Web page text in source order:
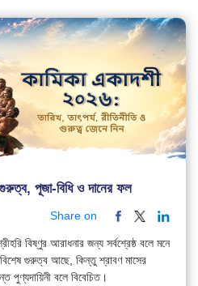
পূজা-বিধি ও দানের ফল
Share on
বিষ্ণুর আরাধনার জন্য সর্বশ্রেষ্ঠ বলে মনে
গুরুত্ব আছে, কিন্তু শ্রাবণ মাসের
পুণ্যদায়িনী বলে বিবেচিত।